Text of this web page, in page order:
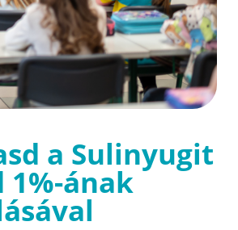
a Sulinyugit
1%-ának